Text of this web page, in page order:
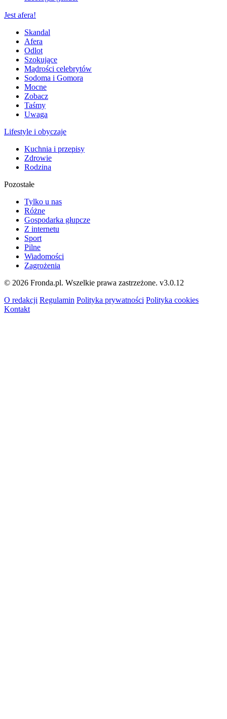
Jest afera!
Skandal
Afera
Odlot
Szokujące
Mądrości celebrytów
Sodoma i Gomora
Mocne
Zobacz
Taśmy
Uwaga
Lifestyle i obyczaje
Kuchnia i przepisy
Zdrowie
Rodzina
Pozostałe
Tylko u nas
Różne
Gospodarka głupcze
Z internetu
Sport
Pilne
Wiadomości
Zagrożenia
© 2026 Fronda.pl. Wszelkie prawa zastrzeżone. v3.0.12
O redakcji Regulamin Polityka prywatności Polityka cookies
Kontakt